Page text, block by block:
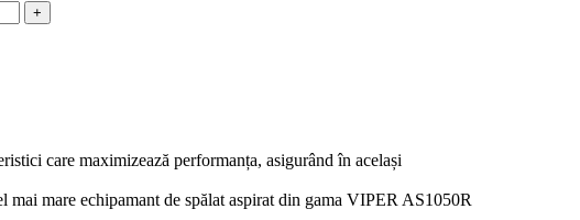
care maximizează performanța, asigurând în același
mare echipamant de spălat aspirat din gama VIPER AS1050R